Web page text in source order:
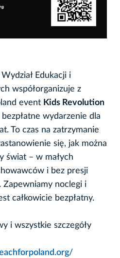
Edukacji i
współorganizuje z
event Kids Revolution
wydarzenie dla
To czas na zatrzymanie
się, jak można
świat – w małych
i bez presji
noclegi i
całkowicie bezpłatny.
i wszystkie szczegóły